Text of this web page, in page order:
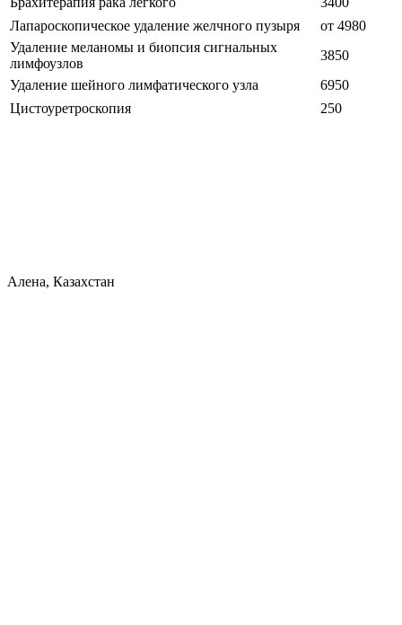
Лапароскопическое удаление желчного пузыря
от 4980
Удаление меланомы и биопсия сигнальных
лимфоузлов
3850
Удаление шейного лимфатического узла
6950
Цистоуретроскопия
250
Алена, Казахстан